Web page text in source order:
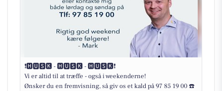
❗️🅷🆄🆂🅺 - 🅷🆄🆂🅺 - 🅷🆄🆂🅺❗️
Vi er altid til at træffe - også i weekenderne!
Ønsker du en fremvisning, så giv os et kald på 97 85 19 00 ☎️